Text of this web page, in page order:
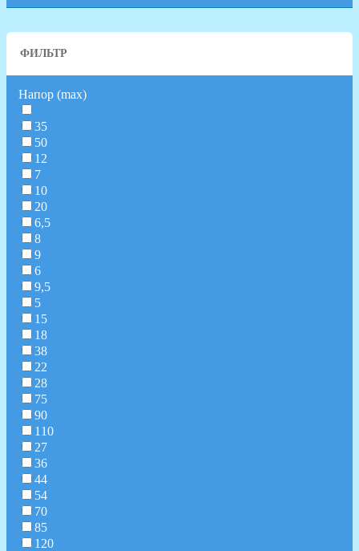
ФИЛЬТР
Напор (max)
35
50
12
7
10
20
6,5
8
9
6
9,5
5
15
18
38
22
28
75
90
110
27
36
44
54
70
85
120